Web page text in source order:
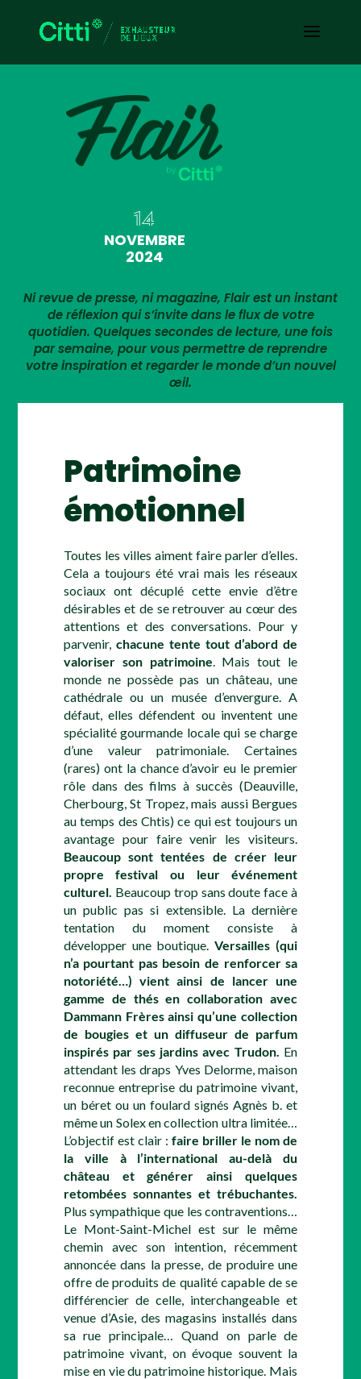
14
NOVEMBRE
2024
Ni revue de presse, ni magazine, Flair est un instant
de réflexion qui s’invite dans le flux de votre
quotidien. Quelques secondes de lecture, une fois
par semaine, pour vous permettre de reprendre
votre inspiration et regarder le monde d’un nouvel
œil.
Patrimoine
émotionnel
Toutes les villes aiment faire parler d’elles.
Cela a toujours été vrai mais les réseaux
sociaux ont décuplé cette envie d’être
désirables et de se retrouver au cœur des
attentions et des conversations. Pour y
parvenir, chacune tente tout d’abord de
valoriser son patrimoine. Mais tout le
monde ne possède pas un château, une
cathédrale ou un musée d’envergure. A
défaut, elles défendent ou inventent une
spécialité gourmande locale qui se charge
d’une valeur patrimoniale. Certaines
(rares) ont la chance d’avoir eu le premier
rôle dans des films à succès (Deauville,
Cherbourg, St Tropez, mais aussi Bergues
au temps des Chtis) ce qui est toujours un
avantage pour faire venir les visiteurs.
Beaucoup sont tentées de créer leur
propre festival ou leur événement
culturel. Beaucoup trop sans doute face à
un public pas si extensible. La dernière
tentation du moment consiste à
développer une boutique.Versailles (qui
n’a pourtant pas besoin de renforcer sa
notoriété…) vient ainsi de lancer une
gamme de thés en collaboration avec
Dammann Frères ainsi qu’une collection
de bougies et un diffuseur de parfum
inspirés par ses jardins avec Trudon. En
attendant les draps Yves Delorme, maison
reconnue entreprise du patrimoine vivant,
un béret ou un foulard signés Agnès b. et
même un Solex en collection ultra limitée…
L’objectif est clair : faire briller le nom de
la ville à l’international au-delà du
château et générer ainsi quelques
retombées sonnantes et trébuchantes.
Plus sympathique que les contraventions…
Le Mont-Saint-Michel est sur le même
chemin avec son intention, récemment
annoncée dans la presse, de produire une
offre de produits de qualité capable de se
différencier de celle, interchangeable et
venue d’Asie, des magasins installés dans
sa rue principale… Quand on parle de
patrimoine vivant, on évoque souvent la
mise en vie du patrimoine historique. Mais